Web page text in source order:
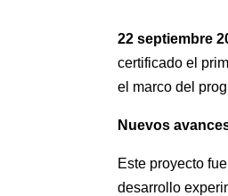
22 septiembre
certificado el
el marco del
Nuevos
Este proyecto
desarrollo